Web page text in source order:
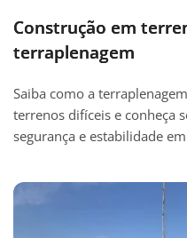
Construção em
terraplenagem
Saiba como a
terrenos difíceis e conheça
segurança e estabilidade